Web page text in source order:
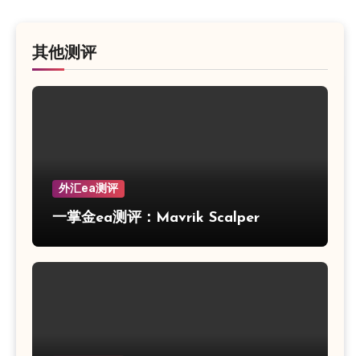
其他测评
外汇ea测评
一掌金ea测评：Mavrik Scalper